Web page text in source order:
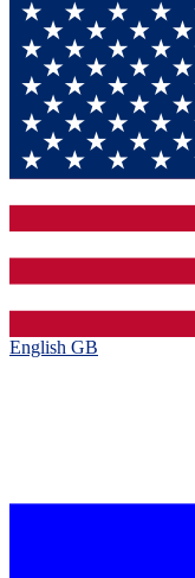
English GB‎